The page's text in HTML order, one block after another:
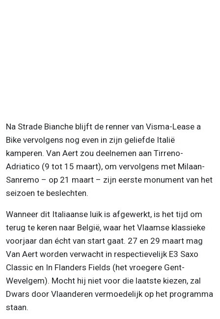
Na Strade Bianche blijft de renner van Visma-Lease a
Bike vervolgens nog even in zijn geliefde Italië
kamperen. Van Aert zou deelnemen aan Tirreno-
Adriatico (9 tot 15 maart), om vervolgens met Milaan-
Sanremo – op 21 maart – zijn eerste monument van het
seizoen te beslechten.
Wanneer dit Italiaanse luik is afgewerkt, is het tijd om
terug te keren naar België, waar het Vlaamse klassieke
voorjaar dan écht van start gaat. 27 en 29 maart mag
Van Aert worden verwacht in respectievelijk E3 Saxo
Classic en In Flanders Fields (het vroegere Gent-
Wevelgem). Mocht hij niet voor die laatste kiezen, zal
Dwars door Vlaanderen vermoedelijk op het programma
staan.